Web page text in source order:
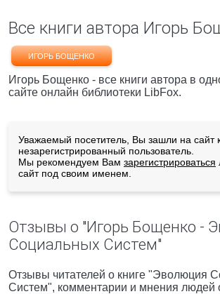
Все книги автора Игорь
ИГОРЬ БОЩЕНКО
Игорь Бощенко - все книги автора в
сайте онлайн библиотеки LibFox.
Уважаемый посетитель, Вы зашли на сайт
незарегистрированный пользователь.
Мы рекомендуем Вам зарегистрироваться
сайт под своим именем.
Отзывы о "Игорь Бощенко -
Социальных Систем"
Отзывы читателей о книге "Эволюция
Систем", комментарии и мнения людей